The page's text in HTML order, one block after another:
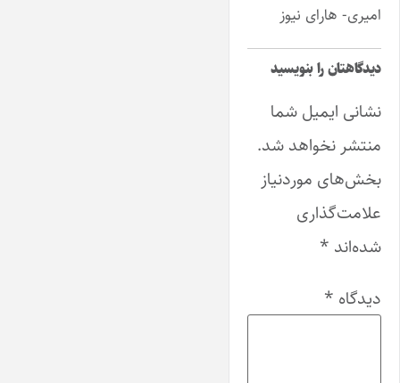
امیری- هارای نیوز
دیدگاهتان را بنویسید
نشانی ایمیل شما
منتشر نخواهد شد.
بخش‌های موردنیاز
علامت‌گذاری
شده‌اند *
دیدگاه *